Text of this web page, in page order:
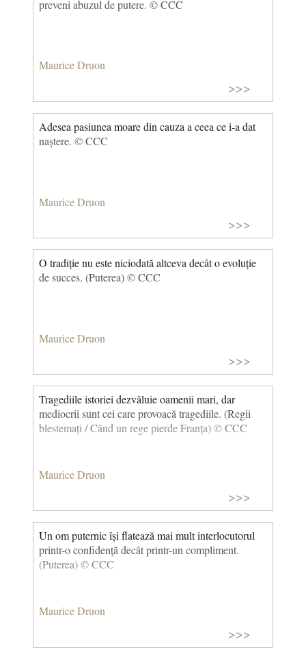
preveni abuzul de putere. © CCC
Maurice Druon
>>>
Adesea pasiunea moare din cauza a ceea ce i-a dat
naștere. © CCC
Maurice Druon
>>>
O tradiție nu este niciodată altceva decât o evoluție
de succes. (Puterea) © CCC
Maurice Druon
>>>
Tragediile istoriei dezvăluie oamenii mari, dar
mediocrii sunt cei care provoacă tragediile. (Regii
blestemați / Când un rege pierde Franța) © CCC
Maurice Druon
>>>
Un om puternic își flatează mai mult interlocutorul
printr-o confidență decât printr-un compliment.
(Puterea) © CCC
Maurice Druon
>>>